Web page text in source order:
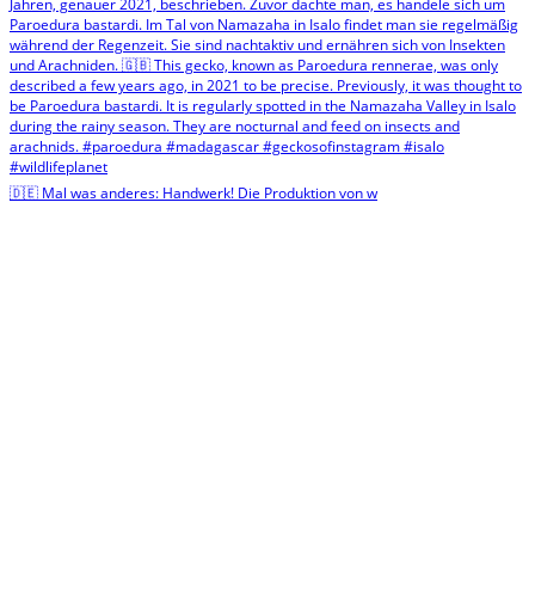
🇩🇪 Mal was anderes: Handwerk! Die Produktion von w